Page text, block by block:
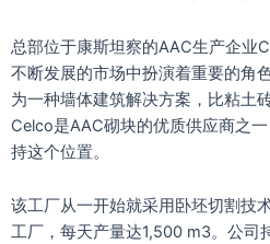
总部位于康斯坦察的AAC生产企业
不断发展的市场中扮演着重要的角
为一种墙体建筑解决方案，比粘土
Celco是AAC砌块的优质供应商之
持这个位置。
该工厂从一开始就采用卧坯切割技
工厂，每天产量达1,500 m3。公司